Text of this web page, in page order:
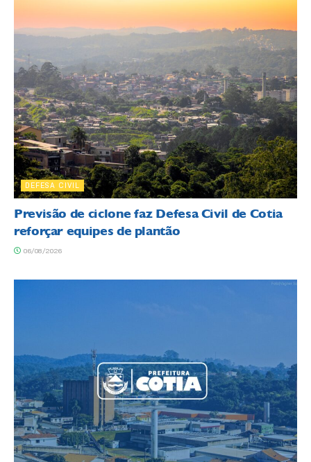
DEFESA CIVIL
Previsão de ciclone faz Defesa Civil de Cotia
reforçar equipes de plantão
06/08/2026